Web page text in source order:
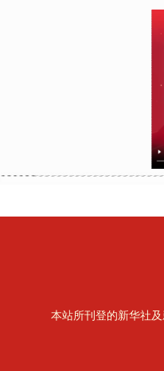
本站所刊登的新华社